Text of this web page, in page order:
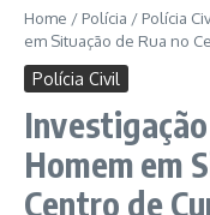
Home / Polícia / Polícia
em Situação de Rua no
Polícia Civil
Homem em
Centro de